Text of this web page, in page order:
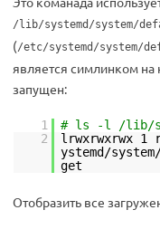
/lib/systemd/system/
(/etc/systemd/system/
является симлинком на
запущен:
1
# ls -l /lib/
2
lrwxrwxrwx
ystemd/
get
Отобразить все